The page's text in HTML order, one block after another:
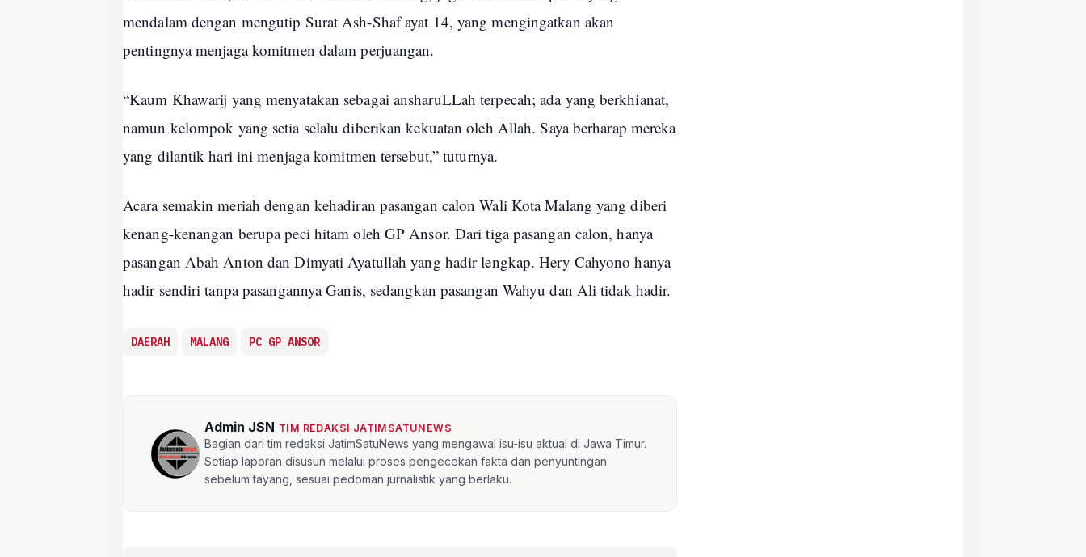
mendalam dengan mengutip Surat Ash-Shaf ayat 14, yang mengingatkan akan
pentingnya menjaga komitmen dalam perjuangan.
“Kaum Khawarij yang menyatakan sebagai ansharuLLah terpecah; ada yang berkhianat,
namun kelompok yang setia selalu diberikan kekuatan oleh Allah. Saya berharap mereka
yang dilantik hari ini menjaga komitmen tersebut,” tuturnya.
Acara semakin meriah dengan kehadiran pasangan calon Wali Kota Malang yang diberi
kenang-kenangan berupa peci hitam oleh GP Ansor. Dari tiga pasangan calon, hanya
pasangan Abah Anton dan Dimyati Ayatullah yang hadir lengkap. Hery Cahyono hanya
hadir sendiri tanpa pasangannya Ganis, sedangkan pasangan Wahyu dan Ali tidak hadir.
DAERAH MALANG PC GP ANSOR
Admin JSN TIM REDAKSI JATIMSATUNEWS
Bagian dari tim redaksi JatimSatuNews yang mengawal isu-isu aktual di Jawa Timur.
Setiap laporan disusun melalui proses pengecekan fakta dan penyuntingan
sebelum tayang, sesuai pedoman jurnalistik yang berlaku.